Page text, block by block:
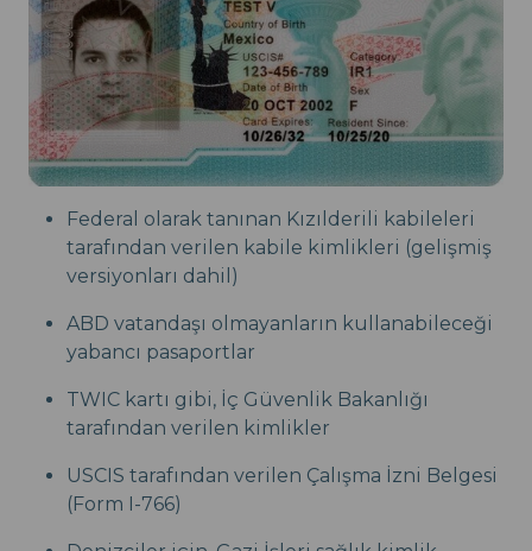
Federal olarak tanınan Kızılderili kabileleri
tarafından verilen kabile kimlikleri (gelişmiş
versiyonları dahil)
ABD vatandaşı olmayanların kullanabileceği
yabancı pasaportlar
TWIC kartı gibi, İç Güvenlik Bakanlığı
tarafından verilen kimlikler
USCIS tarafından verilen Çalışma İzni Belgesi
(Form I-766)